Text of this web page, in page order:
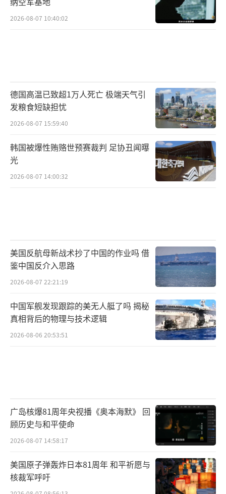
2026-08-07 10:40:02
德国高温已致超1万人死亡 极端天气引
发粮食短缺担忧
2026-08-07 15:59:40
韩国被爆性贿赂世预赛裁判 足协丑闻曝
光
2026-08-07 14:00:32
美国反航母新战术抄了中国的作业吗 借
鉴中国反介入思路
2026-08-07 22:21:19
中国军舰发现跟踪的美无人艇了吗 揭秘
真相背后的物理与技术逻辑
2026-08-06 20:53:51
广岛核爆81周年央视播《奥本海默》 回
顾历史与和平使命
2026-08-07 14:58:17
美国原子弹轰炸日本81周年 和平祈愿与
核裁军呼吁